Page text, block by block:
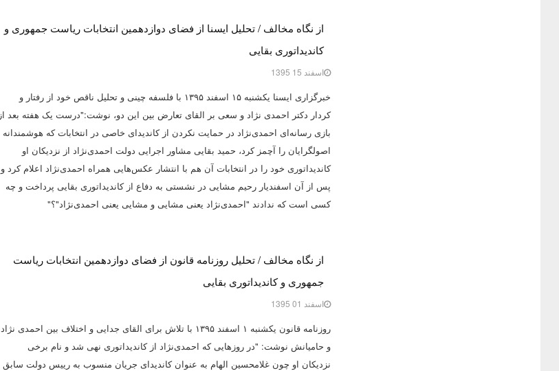
از نگاه مخالف / تحلیل ایسنا از فضای دوازدهمین انتخابات ریاست جمهوری و
کاندیداتوری بقایی
اسفند 15 1395
خبرگزاری ایسنا یکشنبه ۱۵ اسفند ۱۳۹۵ با فلسفه چینی و تحلیل ناقص خود از رفتار و
کردار دکتر احمدی نژاد و سعی بر القای تعارض بین این دو، نوشت:"درست یک هفته بعد از
بازی رسانه‌ای احمدی‌نژاد در حمایت نکردن از کاندیدای خاصی در انتخابات که هوشمندانه
اصولگرایان را آچمز کرد، حمید بقایی مشاور اجرایی دولت احمدی‌نژاد از نزدیکان او
کاندیداتوری خود را در انتخابات آن هم با انتشار عکس‌هایی همراه احمدی‌نژاد اعلام کرد و
پس از آن اسفندیار رحیم مشایی در نشستی به دفاع از کاندیداتوری بقایی پرداخت و چه
کسی است که ندادند "احمدی‌نژاد یعنی مشایی و مشایی یعنی احمدی‌نژاد"؟"
از نگاه مخالف / تحلیل روزنامه قانون از فضای دوازدهمین انتخابات ریاست
جمهوری و کاندیداتوری بقایی
اسفند 01 1395
روزنامه قانون يکشنبه ۱ اسفند ۱۳۹۵ با تلاش برای القای جدایی و اختلاف بین احمدی نژاد
و حامیانش نوشت: "در روزهایی که احمدی‌نژاد از کاندیداتوری نهی شد و نام برخی
نزدیکان او چون غلامحسین الهام به عنوان کاندیدای جریان منسوب به رییس دولت سابق